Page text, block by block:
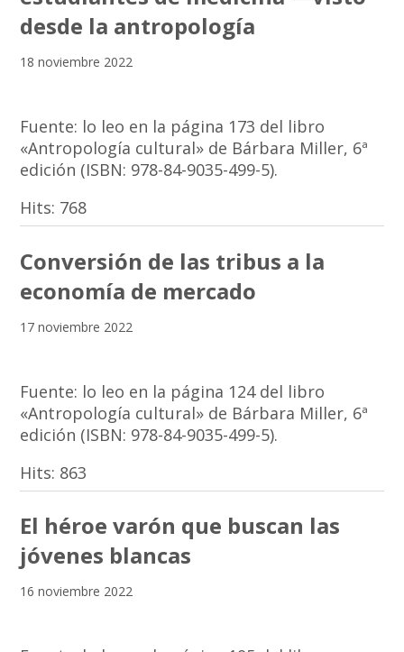
desde la antropología
18 noviembre 2022
Fuente: lo leo en la página 173 del libro
«Antropología cultural» de Bárbara Miller, 6ª
edición (ISBN: 978-84-9035-499-5).
Hits: 768
Conversión de las tribus a la
economía de mercado
17 noviembre 2022
Fuente: lo leo en la página 124 del libro
«Antropología cultural» de Bárbara Miller, 6ª
edición (ISBN: 978-84-9035-499-5).
Hits: 863
El héroe varón que buscan las
jóvenes blancas
16 noviembre 2022